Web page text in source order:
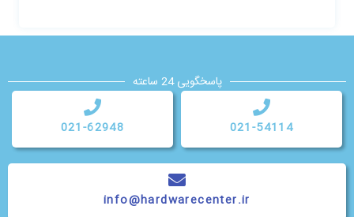
پاسخگویی 24 ساعته
021-54114
021-62948
info@hardwarecenter.ir